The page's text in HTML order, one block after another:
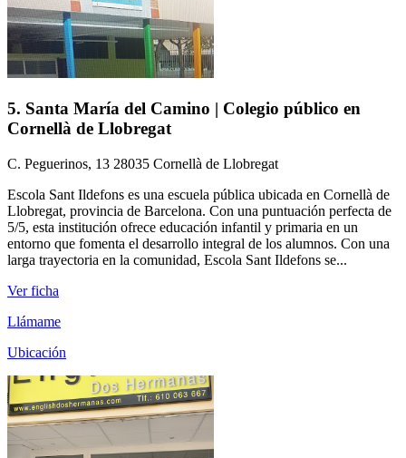
5. Santa María del Camino | Colegio público en
Cornellà de Llobregat
C. Peguerinos, 13 28035 Cornellà de Llobregat
Escola Sant Ildefons es una escuela pública ubicada en Cornellà de
Llobregat, provincia de Barcelona. Con una puntuación perfecta de
5/5, esta institución ofrece educación infantil y primaria en un
entorno que fomenta el desarrollo integral de los alumnos. Con una
larga trayectoria en la comunidad, Escola Sant Ildefons se...
Ver ficha
Llámame
Ubicación